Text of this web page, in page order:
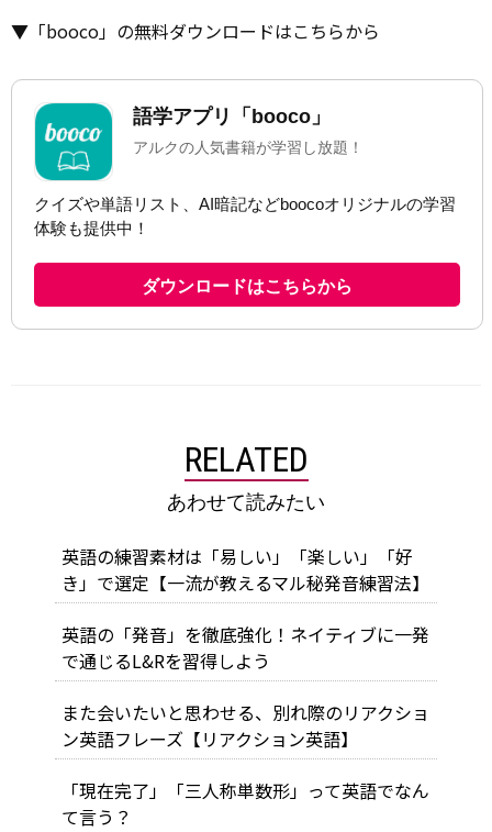
▼「booco」の無料ダウンロードはこちらから
RELATED
あわせて読みたい
英語の練習素材は「易しい」「楽しい」「好
き」で選定【一流が教えるマル秘発音練習法】
英語の「発音」を徹底強化！ネイティブに一発
で通じるL&Rを習得しよう
また会いたいと思わせる、別れ際のリアクショ
ン英語フレーズ【リアクション英語】
「現在完了」「三人称単数形」って英語でなん
て言う？